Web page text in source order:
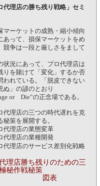
代理店の勝ち残り戦略」セミ
マーケットの成熟・縮小傾向
あって、損保マーケットをめ
争は一段と厳しさをまして
状況にあって、プロ代理店は
りを賭けて「変化」するか否
われている。「脱皮できない
ぬ」の諺のとおり
or Die”の正念場である。
代理店の三つの時代遅れを克
秘策を展開する。
代理店の業態変革
代理店の業種開発
代理店のサービス差別化戦略
理店勝ち残りのための三
秘作戦秘策
表